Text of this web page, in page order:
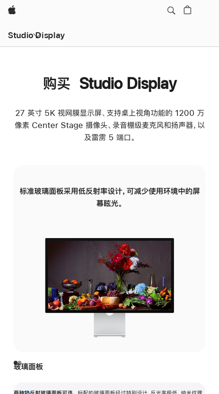
Apple
Studio Display
购买 Studio Display
27 英寸 5K 视网膜显示屏、支持桌上视角功能的 1200 万
像素 Center Stage 摄像头、录音棚级麦克风和扬声器，以
及雷雳 5 端口。
标准玻璃面板采用低反射率设计，可减少使用环境中的屏
幕眩光。
玻璃面板